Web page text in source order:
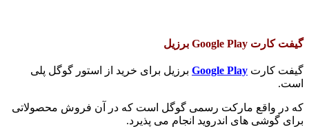
گیفت کارت Google Play برزیل
گیفت کارت Google Play برزیل برای خرید از استور گوگل پلی
است.
که در واقع مارکت رسمی گوگل است که در آن فروش محصولاتی
برای گوشی های اندروید انجام می پذیرد.